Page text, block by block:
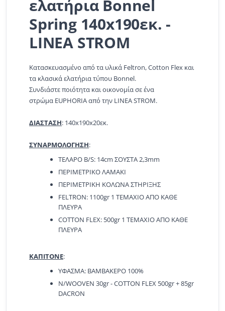
ελατήρια Bonnel
Spring 140x190εκ. -
LINEA STROM
Κατασκευασμένο από τα υλικά Feltron, Cotton Flex και
τα κλασικά ελατήρια τύπου Bonnel.
Συνδιάστε ποιότητα και οικονομία σε ένα
στρώμα EUPHORIA από την LINEA STROM.
ΔΙΑΣΤΑΣΗ: 140x190x20εκ.
ΣΥΝΑΡΜΟΛΟΓΗΣΗ:
ΤΕΛΑΡΟ Β/S: 14cm ΣΟΥΣΤΑ 2,3mm
ΠΕΡΙΜΕΤΡΙΚΟ ΛΑΜΑΚΙ
ΠΕΡΙΜΕΤΡΙΚΗ ΚΟΛΩΝΑ ΣΤΗΡΙΞΗΣ
FELTRON: 1100gr 1 ΤΕΜΑΧΙΟ ΑΠΟ ΚΑΘΕ
ΠΛΕΥΡΑ
COTTON FLEX: 500gr 1 ΤΕΜΑΧΙΟ ΑΠΟ ΚΑΘΕ
ΠΛΕΥΡΑ
ΚΑΠΙΤΟΝΕ:
ΥΦΑΣΜΑ: ΒΑΜΒΑΚΕΡΟ 100%
N/WOOVEN 30gr - COTTON FLEX 500gr + 85gr
DACRON